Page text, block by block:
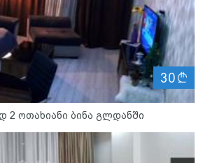
30
2 ოთახიანი ბინა გლდანში